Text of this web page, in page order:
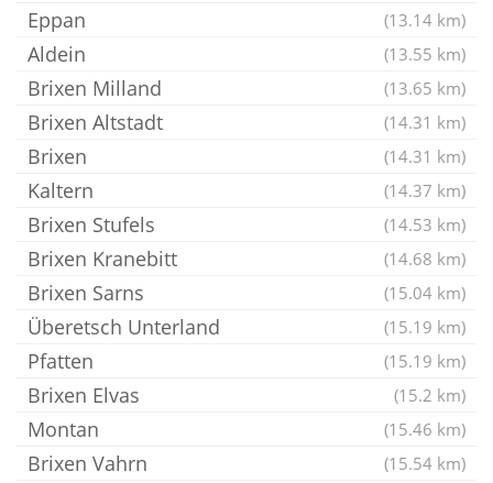
Eppan (13.14 km)
Aldein (13.55 km)
Brixen Milland (13.65 km)
Brixen Altstadt (14.31 km)
Brixen (14.31 km)
Kaltern (14.37 km)
Brixen Stufels (14.53 km)
Brixen Kranebitt (14.68 km)
Brixen Sarns (15.04 km)
Überetsch Unterland (15.19 km)
Pfatten (15.19 km)
Brixen Elvas (15.2 km)
Montan (15.46 km)
Brixen Vahrn (15.54 km)